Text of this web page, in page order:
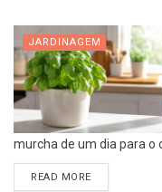
JARDINAGEM
murcha de um dia para o
READ MOREDETAILS